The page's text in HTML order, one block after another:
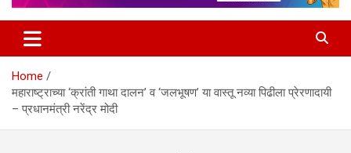
Home
महाराष्ट्राच्या ‘क्रांती गाथा दालन’ व ‘जलभूषण’ या वास्तू नव्या पिढीला प्रेरणादायी
– प्रधानमंत्री नरेंद्र मोदी